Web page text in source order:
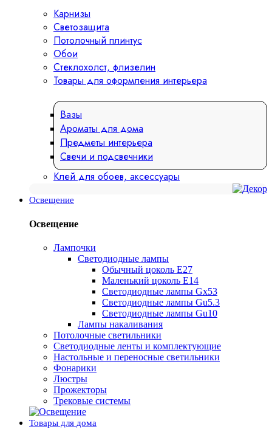
Карнизы
Светозащита
Потолочный плинтус
Обои
Стеклохолст, флизелин
Товары для оформления интерьера
Вазы
Ароматы для дома
Предметы интерьера
Свечи и подсвечники
Клей для обоев, аксессуары
Освещение
Освещение
Лампочки
Светодиодные лампы
Обычный цоколь Е27
Маленький цоколь Е14
Светодиодные лампы Gx53
Светодиодные лампы Gu5.3
Светодиодные лампы Gu10
Лампы накаливания
Потолочные светильники
Светодиодные ленты и комплектующие
Настольные и переносные светильники
Фонарики
Люстры
Прожекторы
Трековые системы
Товары для дома